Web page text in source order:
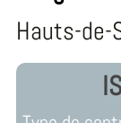
Hauts-de-